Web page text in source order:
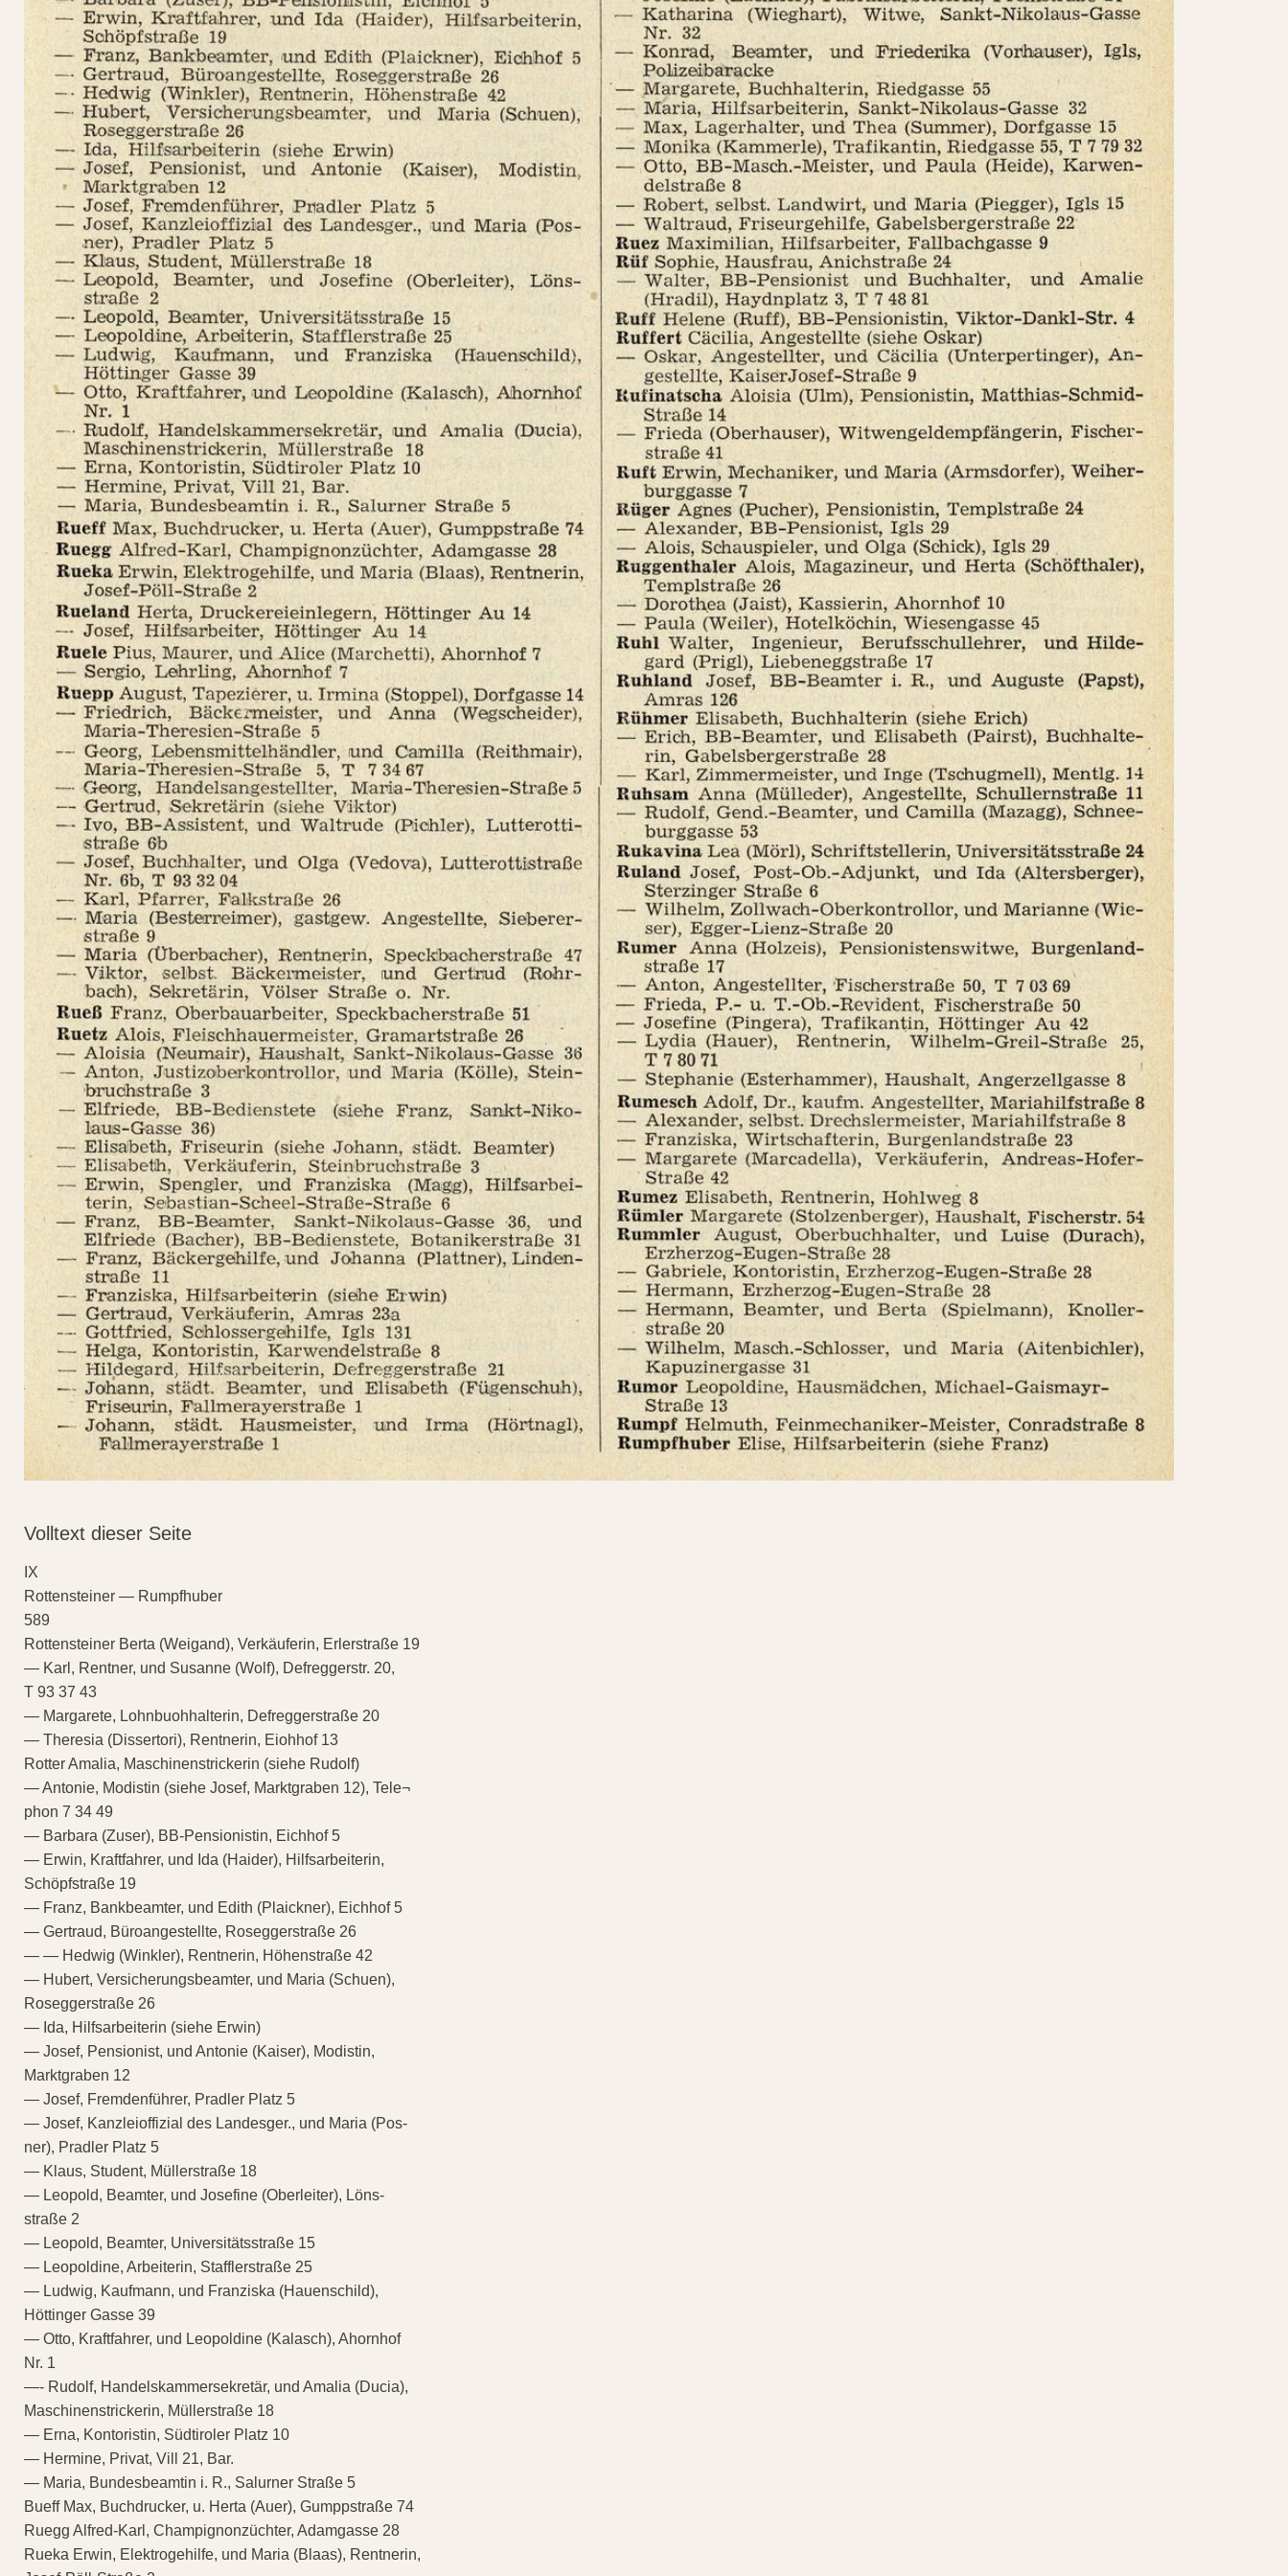
Volltext dieser Seite
IX
Rottensteiner — Rumpfhuber
589
Rottensteiner Berta (Weigand), Verkäuferin, Erlerstraße 19
— Karl, Rentner, und Susanne (Wolf), Defreggerstr. 20,
T 93 37 43
— Margarete, Lohnbuohhalterin, Defreggerstraße 20
— Theresia (Dissertori), Rentnerin, Eiohhof 13
Rotter Amalia, Maschinenstrickerin (siehe Rudolf)
— Antonie, Modistin (siehe Josef, Marktgraben 12), Tele¬
phon 7 34 49
— Barbara (Zuser), BB-Pensionistin, Eichhof 5
— Erwin, Kraftfahrer, und Ida (Haider), Hilfsarbeiterin,
Schöpfstraße 19
— Franz, Bankbeamter, und Edith (Plaickner), Eichhof 5
— Gertraud, Büroangestellte, Roseggerstraße 26
— — Hedwig (Winkler), Rentnerin, Höhenstraße 42
— Hubert, Versicherungsbeamter, und Maria (Schuen),
Roseggerstraße 26
— Ida, Hilfsarbeiterin (siehe Erwin)
— Josef, Pensionist, und Antonie (Kaiser), Modistin,
Marktgraben 12
— Josef, Fremdenführer, Pradler Platz 5
— Josef, Kanzleioffizial des Landesger., und Maria (Pos-
ner), Pradler Platz 5
— Klaus, Student, Müllerstraße 18
— Leopold, Beamter, und Josefine (Oberleiter), Löns-
straße 2
— Leopold, Beamter, Universitätsstraße 15
— Leopoldine, Arbeiterin, Stafflerstraße 25
— Ludwig, Kaufmann, und Franziska (Hauenschild),
Höttinger Gasse 39
— Otto, Kraftfahrer, und Leopoldine (Kalasch), Ahornhof
Nr. 1
—- Rudolf, Handelskammersekretär, und Amalia (Ducia),
Maschinenstrickerin, Müllerstraße 18
— Erna, Kontoristin, Südtiroler Platz 10
— Hermine, Privat, Vill 21, Bar.
— Maria, Bundesbeamtin i. R., Salurner Straße 5
Bueff Max, Buchdrucker, u. Herta (Auer), Gumppstraße 74
Ruegg Alfred-Karl, Champignonzüchter, Adamgasse 28
Rueka Erwin, Elektrogehilfe, und Maria (Blaas), Rentnerin,